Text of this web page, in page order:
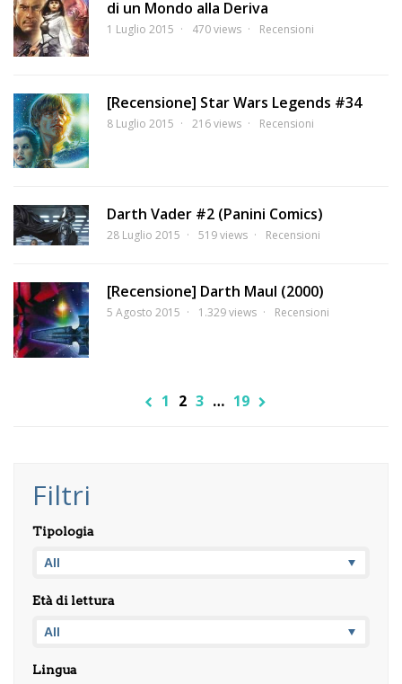
di un Mondo alla Deriva
1 Luglio 2015 470 views Recensioni
[Recensione] Star Wars Legends #34
8 Luglio 2015 216 views Recensioni
Darth Vader #2 (Panini Comics)
28 Luglio 2015 519 views Recensioni
[Recensione] Darth Maul (2000)
5 Agosto 2015 1.329 views Recensioni
1 2 3 … 19
Filtri
Tipologia
Età di lettura
Lingua